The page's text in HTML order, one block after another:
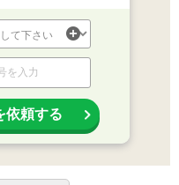
依頼する